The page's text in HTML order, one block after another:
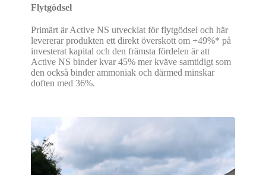
Flytgödsel
Primärt är Active NS utvecklat för flytgödsel och här
levererar produkten ett direkt överskott om +49%* på
investerat kapital och den främsta fördelen är att
Active NS binder kvar 45% mer kväve samtidigt som
den också binder ammoniak och därmed minskar
doften med 36%.